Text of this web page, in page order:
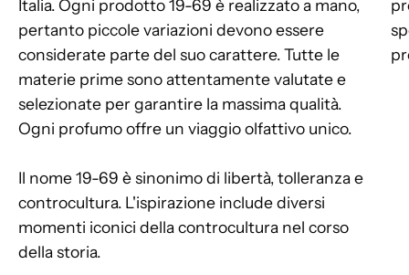
Italia. Ogni prodotto 19-69 è realizzato a mano,
pertanto piccole variazioni devono essere
considerate parte del suo carattere. Tutte le
materie prime sono attentamente valutate e
selezionate per garantire la massima qualità.
Ogni profumo offre un viaggio olfattivo unico.
Il nome 19-69 è sinonimo di libertà, tolleranza e
controcultura. L'ispirazione include diversi
momenti iconici della controcultura nel corso
della storia.